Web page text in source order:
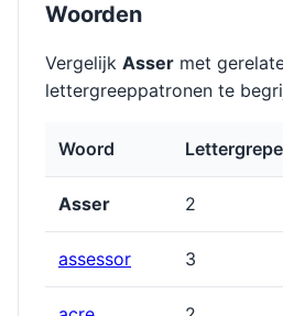
Woorden
Vergelijk Asser met
lettergreeppatronen te
Woord
Asser 2
assessor 3